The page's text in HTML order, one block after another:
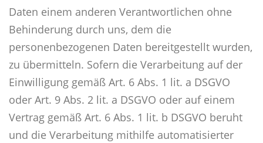
Daten einem anderen Verantwortlichen ohne
Behinderung durch uns, dem die
personenbezogenen Daten bereitgestellt wurden,
zu übermitteln. Sofern die Verarbeitung auf der
Einwilligung gemäß Art. 6 Abs. 1 lit. a DSGVO
oder Art. 9 Abs. 2 lit. a DSGVO oder auf einem
Vertrag gemäß Art. 6 Abs. 1 lit. b DSGVO beruht
und die Verarbeitung mithilfe automatisierter